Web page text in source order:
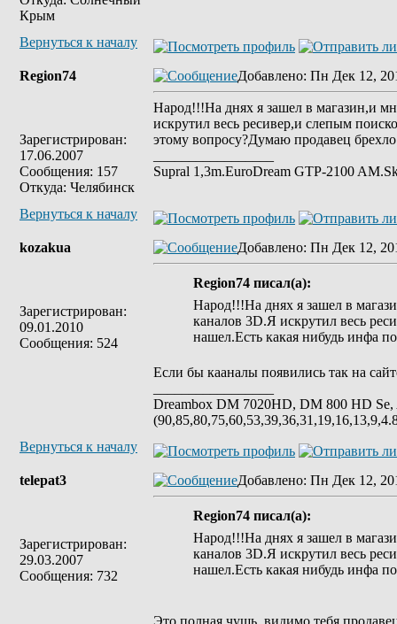
Крым
Вернуться к началу
Region74
Зарегистрирован:
17.06.2007
Сообщения: 157
Откуда: Челябинск
Добавлено: Пн Дек 12,
Народ!!!На днях я зашел в магазин,и
искрутил весь ресивер,и слепым
этому вопросу?Думаю продавец
Supral 1,3m.ЕuroDream GTP-2100
Вернуться к началу
kozakua
Зарегистрирован:
09.01.2010
Сообщения: 524
Добавлено: Пн Дек 12,
Region74 писал(а):
Народ!!!На днях я зашел в
каналов 3D.Я искрутил весь
нашел.Есть какая нибудь инфа
Если бы кааналы появились так на
Dreambox DM 7020HD, DM 800 HD
Вернуться к началу
telepat3
Зарегистрирован:
29.03.2007
Сообщения: 732
Добавлено: Пн Дек 12,
Region74 писал(а):
Народ!!!На днях я зашел в
каналов 3D.Я искрутил весь
нашел.Есть какая нибудь инфа
Это полная чушь..видимо тебя